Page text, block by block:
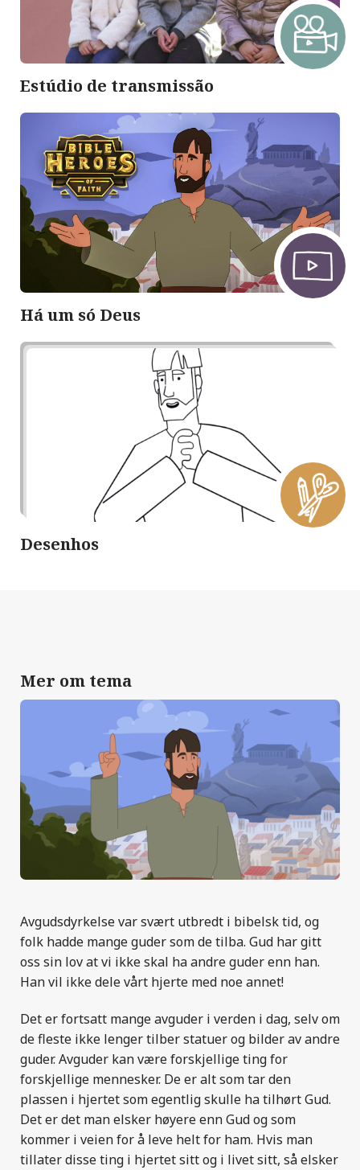
Estúdio de transmissão
Há um só Deus
Desenhos
Mer om tema
Avgudsdyrkelse var svært utbredt i bibelsk tid, og
folk hadde mange guder som de tilba. Gud har gitt
oss sin lov at vi ikke skal ha andre guder enn han.
Han vil ikke dele vårt hjerte med noe annet!
Det er fortsatt mange avguder i verden i dag, selv om
de fleste ikke lenger tilber statuer og bilder av andre
guder. Avguder kan være forskjellige ting for
forskjellige mennesker. De er alt som tar den
plassen i hjertet som egentlig skulle ha tilhørt Gud.
Det er det man elsker høyere enn Gud og som
kommer i veien for å leve helt for ham. Hvis man
tillater disse ting i hjertet sitt og i livet sitt, så elsker